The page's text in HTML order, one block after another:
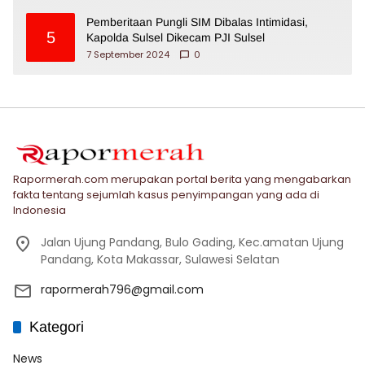
5
Pemberitaan Pungli SIM Dibalas Intimidasi,
Kapolda Sulsel Dikecam PJI Sulsel
7 September 2024
0
Rapormerah.com merupakan portal berita yang mengabarkan
fakta tentang sejumlah kasus penyimpangan yang ada di
Indonesia
Jalan Ujung Pandang, Bulo Gading, Kec.amatan Ujung
Pandang, Kota Makassar, Sulawesi Selatan
rapormerah796@gmail.com
Kategori
News